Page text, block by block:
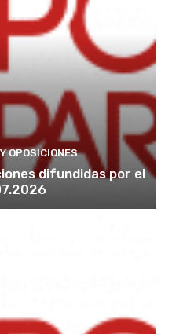
OPOSICIONES
difundidas por el